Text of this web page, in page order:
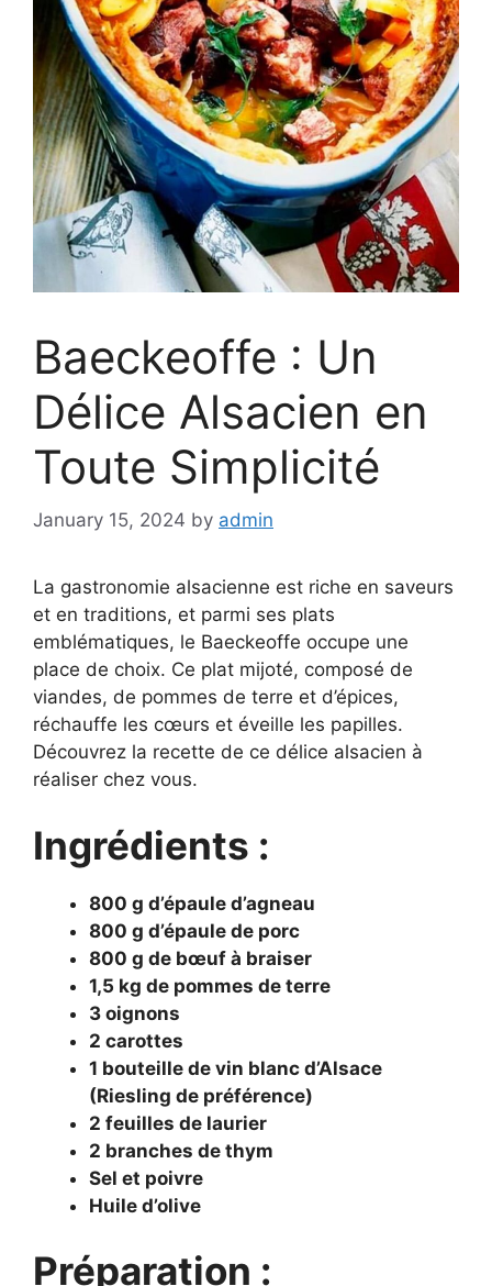
Baeckeoffe : Un
Délice Alsacien en
Toute Simplicité
January 15, 2024 by admin
La gastronomie alsacienne est riche en saveurs
et en traditions, et parmi ses plats
emblématiques, le Baeckeoffe occupe une
place de choix. Ce plat mijoté, composé de
viandes, de pommes de terre et d’épices,
réchauffe les cœurs et éveille les papilles.
Découvrez la recette de ce délice alsacien à
réaliser chez vous.
Ingrédients :
800 g d’épaule d’agneau
800 g d’épaule de porc
800 g de bœuf à braiser
1,5 kg de pommes de terre
3 oignons
2 carottes
1 bouteille de vin blanc d’Alsace
(Riesling de préférence)
2 feuilles de laurier
2 branches de thym
Sel et poivre
Huile d’olive
Préparation :